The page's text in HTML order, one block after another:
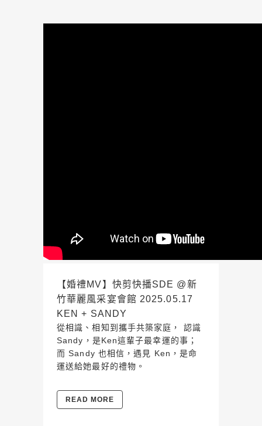
【婚禮MV】快剪快播SDE @新
竹華麗風采宴會館 2025.05.17
KEN + SANDY
從相識、相知到攜手共築家庭， 認識
Sandy，是Ken這輩子最幸運的事；
而 Sandy 也相信，遇見 Ken，是命
運送給她最好的禮物。
READ MORE